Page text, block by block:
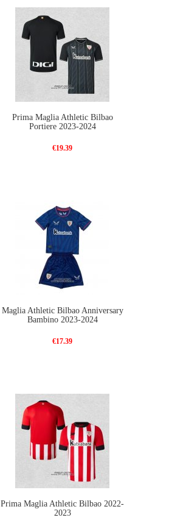
Prima Maglia Athletic Bilbao
Portiere 2023-2024
€19.39
Maglia Athletic Bilbao Anniversary
Bambino 2023-2024
€17.39
Prima Maglia Athletic Bilbao 2022-
2023